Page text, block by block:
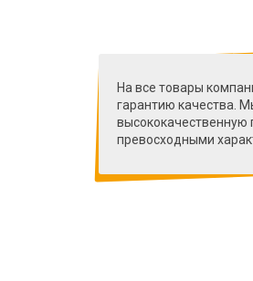
На все товары
гарантию качества.
высококачественную
превосходными